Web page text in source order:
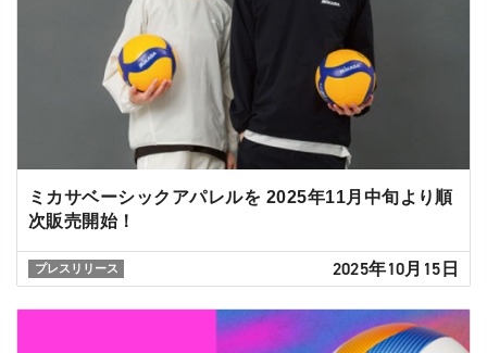
ミカサベーシックアパレルを 2025年11月中旬より順
次販売開始！
プレスリリース 2025年10月15日